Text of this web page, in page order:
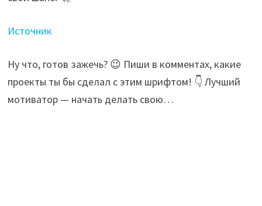
Источник
Ну что, готов зажечь? 😉 Пиши в комментах, какие
проекты ты бы сделал с этим шрифтом! 👇 Лучший
мотиватор — начать делать свою…